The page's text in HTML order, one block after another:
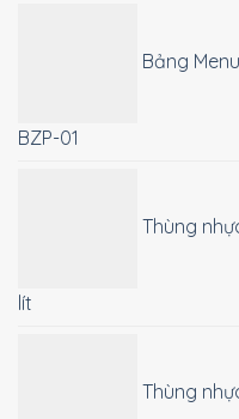
Bảng
BZP-01
Thùng
lít
Thùng